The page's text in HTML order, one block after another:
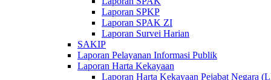
Laporan SPKP
Laporan SPAK ZI
Laporan Survei Harian
SAKIP
Laporan Pelayanan Informasi Publik
Laporan Harta Kekayaan
Laporan Harta Kekayaan Pejabat Negara